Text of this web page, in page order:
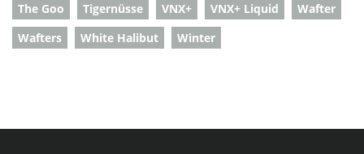
The Goo
Tigernüsse VNX+ VNX+ Liquid
Wafter
Wafters
White Halibut Winter